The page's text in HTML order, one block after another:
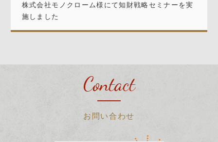
株式会社モノクローム様にて知財戦略セミナーを実
施しました
Contact
お問い合わせ